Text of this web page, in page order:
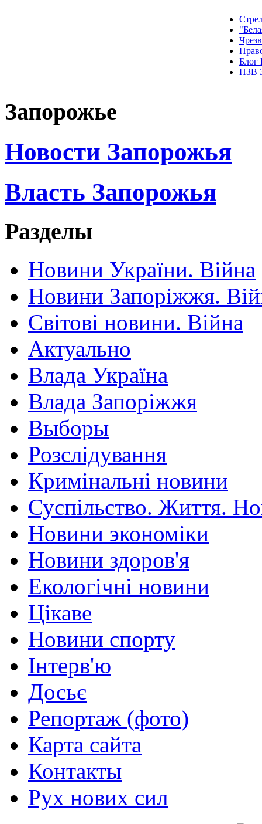
Блог
ПЗВ
Запорожье
Новости Запорожья
Власть Запорожья
Разделы
Новини України. Війна
Новини Запоріжжя.
Світові новини. Війна
Актуально
Влада Україна
Влада Запоріжжя
Выборы
Розслідування
Кримінальні новини
Суспільство. Життя.
Новини экономіки
Новини здоров'я
Екологічні новини
Цікаве
Новини спорту
Інтерв'ю
Досьє
Репортаж (фото)
Карта сайта
Контакты
Рух нових сил